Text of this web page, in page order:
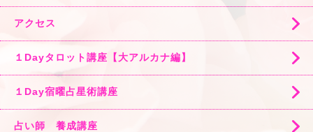
アクセス
１Dayタロット講座【大アルカナ編】
１Day宿曜占星術講座
占い師 養成講座